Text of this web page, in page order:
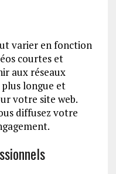
varier en fonction
courtes et
aux réseaux
plus longue et
votre site web.
diffusez votre